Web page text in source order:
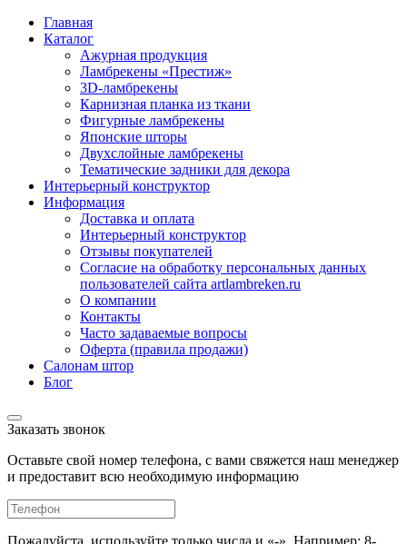
Главная
Каталог
Ажурная продукция
Ламбрекены «Престиж»
3D-ламбрекены
Карнизная планка из ткани
Фигурные ламбрекены
Японские шторы
Двухслойные ламбрекены
Тематические задники для декора
Интерьерный конструктор
Информация
Доставка и оплата
Интерьерный конструктор
Отзывы покупателей
Согласие на обработку персональных данных
пользователей сайта artlambreken.ru
О компании
Контакты
Часто задаваемые вопросы
Оферта (правила продажи)
Салонам штор
Блог
Заказать звонок
Оставьте свой номер телефона, с вами свяжется наш менеджер
и предоставит всю необходимую информацию
Пожалуйста, используйте только числа и «-». Например: 8-